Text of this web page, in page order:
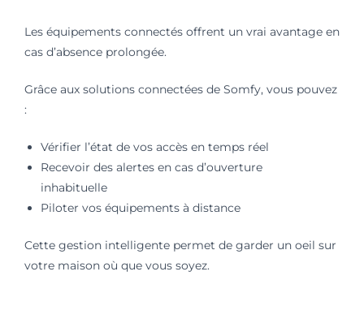
Les équipements connectés offrent un vrai avantage en
cas d’absence prolongée.
Grâce aux solutions connectées de Somfy, vous pouvez
:
Vérifier l’état de vos accès en temps réel
Recevoir des alertes en cas d’ouverture
inhabituelle
Piloter vos équipements à distance
Cette gestion intelligente permet de garder un oeil sur
votre maison où que vous soyez.